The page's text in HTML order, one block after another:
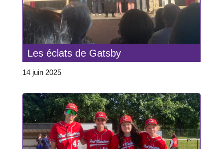
Les éclats de Gatsby
14 juin 2025